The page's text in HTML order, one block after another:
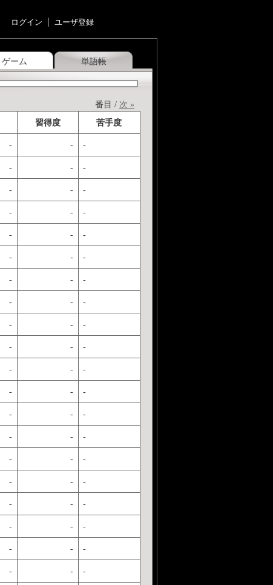
ログイン ユーザ登録
ゲーム 単語帳
番目 / 次 »
習得度 苦手度
- - -
- - -
- - -
- - -
- - -
- - -
- - -
- - -
- - -
- - -
- - -
- - -
- - -
- - -
- - -
- - -
- - -
- - -
- - -
- - -